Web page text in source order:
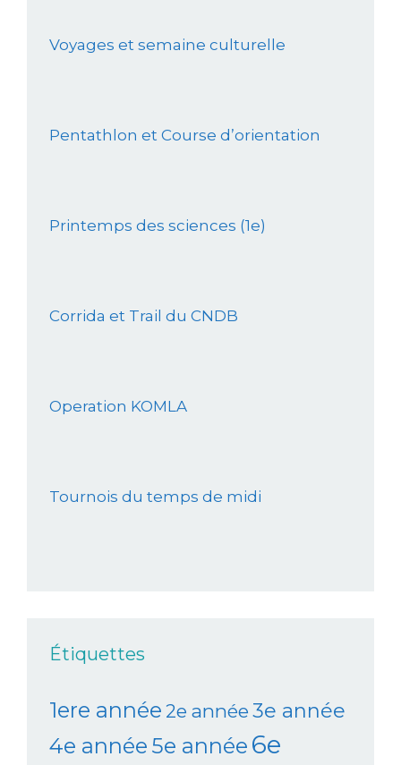
Voyages et semaine culturelle
Pentathlon et Course d’orientation
Printemps des sciences (1e)
Corrida et Trail du CNDB
Operation KOMLA
Tournois du temps de midi
Étiquettes
1ere année 2e année 3e année
4e année 5e année 6e